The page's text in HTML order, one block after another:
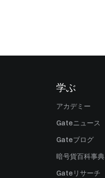
学ぶ
アカデミー
Gateニュース
Gateブログ
暗号貨百科事典
Gateリサーチ